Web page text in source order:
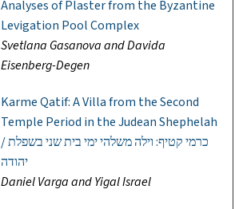
Analyses of Plaster from the Byzantine
Levigation Pool Complex
Svetlana Gasanova and Davida
Eisenberg-Degen
Karme Qatif: A Villa from the Second
Temple Period in the Judean Shephelah
/ כרמי קטיף: וילה משלהי ימי בית שני בשפלת
יהודה
Daniel Varga and Yigal Israel